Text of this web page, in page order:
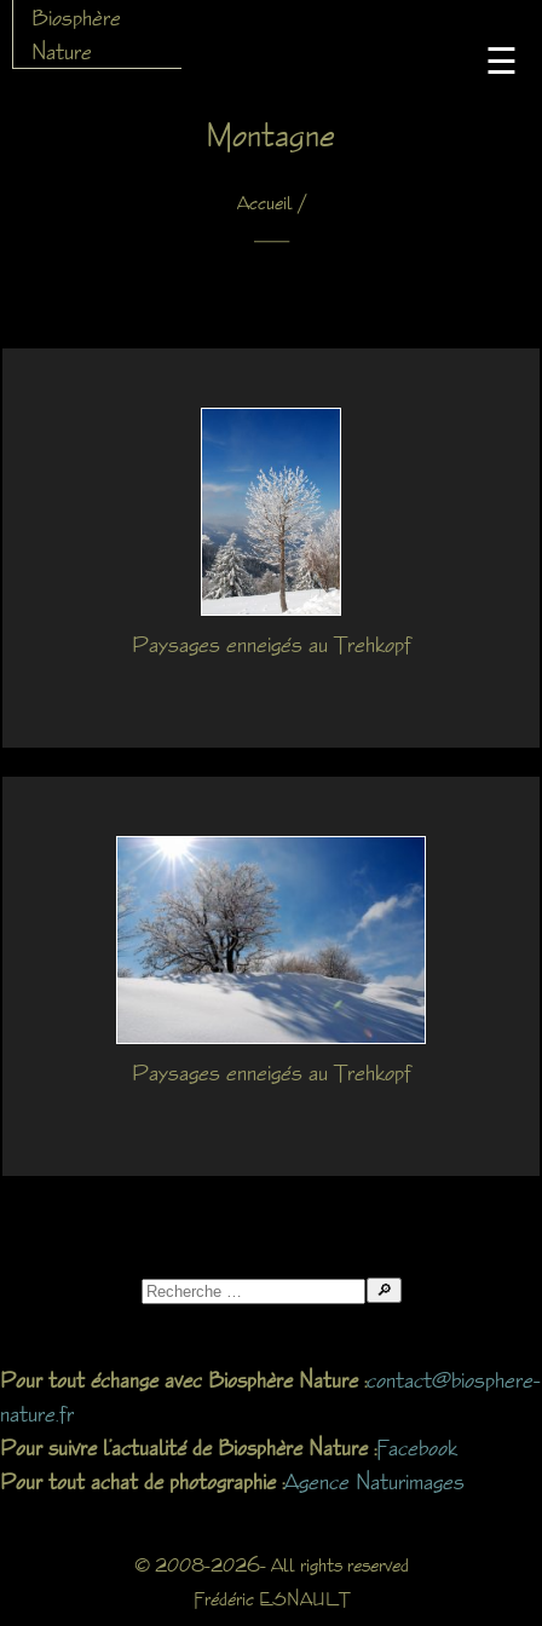
Biosphère
Nature
☰
Montagne
Accueil/
X
Paysages enneigés au Trehkopf
Paysages enneigés au Trehkopf
Search
Pour tout échange avec Biosphère Nature :contact@biosphere-
nature.fr
Pour suivre l’actualité de Biosphère Nature :Facebook
Pour tout achat de photographie :Agence Naturimages
© 2008-2026- All rights reserved
Frédéric ESNAULT